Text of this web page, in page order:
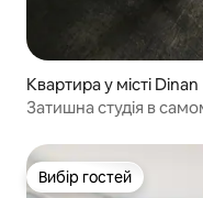
Квартира у місті Dinan
Затишна студія в
Вибір гостей
Вибір гостей